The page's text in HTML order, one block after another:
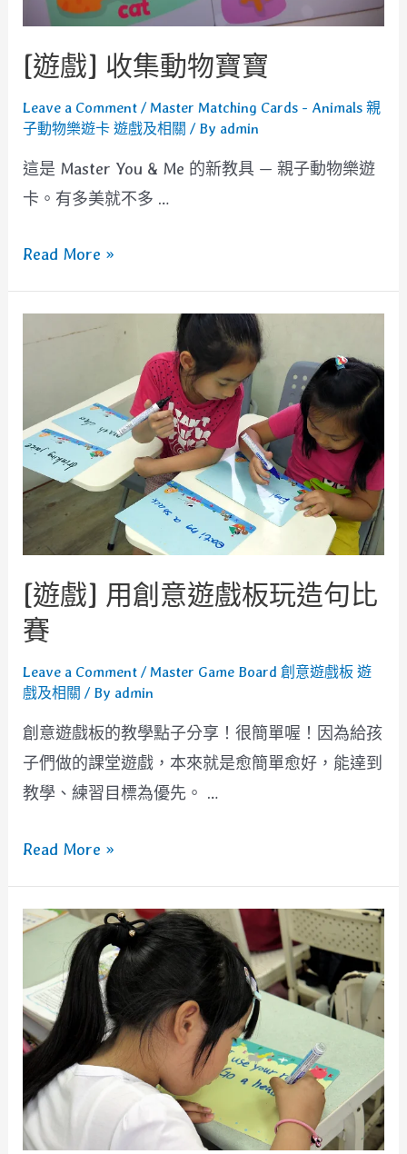
[遊戲] 收集動物寶寶
Leave a Comment /Master Matching Cards - Animals 親
子動物樂遊卡 遊戲及相關 / By admin
這是 Master You & Me 的新教具 — 親子動物樂遊
卡。有多美就不多 …
[遊
收
寶
寶
Read More »
[遊戲] 用創意遊戲板玩造句比
賽
Leave a Comment /Master Game Board 創意遊戲板 遊
戲及相關 / By admin
創意遊戲板的教學點子分享！很簡單喔！因為給孩
子們做的課堂遊戲，本來就是愈簡單愈好，能達到
教學、練習目標為優先。 …
[遊
用
創
遊
戲
板
玩
造
句
Read More »